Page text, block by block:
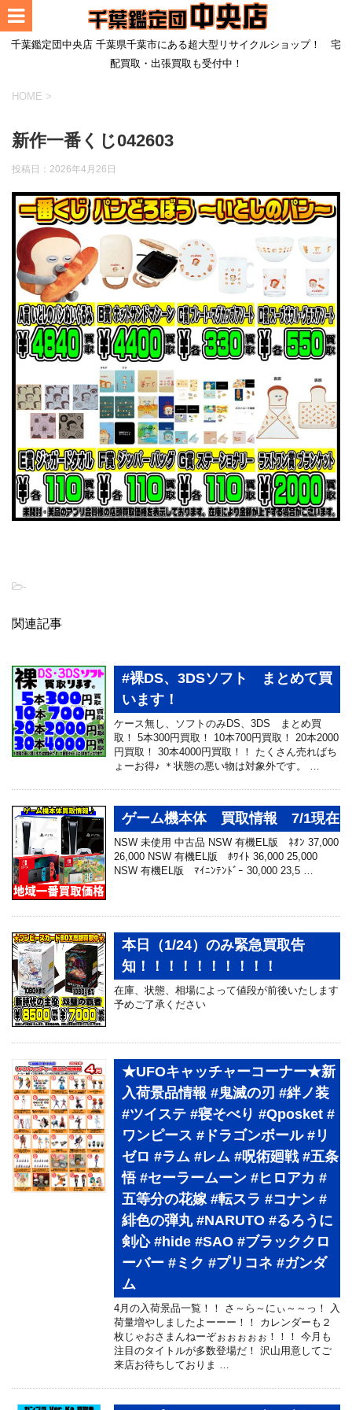
千葉鑑定団中央店 千葉県千葉市にある超大型リサイクルショップ！ 宅
配買取・出張買取も受付中！
HOME >
新作一番くじ042603
投稿日： 2026年4月26日
-
関連記事
#裸DS、3DSソフト まとめて買
います！
ケース無し、ソフトのみDS、3DS まとめ買
取！ 5本300円買取！ 10本700円買取！ 20本2000
円買取！ 30本4000円買取！！ たくさん売ればち
ょーお得♪ ＊状態の悪い物は対象外です。 …
ゲーム機本体 買取情報 7/1現在
NSW 未使用 中古品 NSW 有機EL版 ﾈｵﾝ 37,000
26,000 NSW 有機EL版 ﾎﾜｲﾄ 36,000 25,000
NSW 有機EL版 ﾏｲﾆﾝﾃﾝﾄﾞｰ 30,000 23,5 …
本日（1/24）のみ緊急買取告
知！！！！！！！！！！
在庫、状態、相場によって値段が前後いたします
予めご了承ください
★UFOキャッチャーコーナー★新
入荷景品情報 #鬼滅の刃 #絆ノ装
#ツイステ #寝そべり #Qposket #
ワンピース #ドラゴンボール #リ
ゼロ #ラム #レム #呪術廻戦 #五条
悟 #セーラームーン #ヒロアカ #
五等分の花嫁 #転スラ #コナン #
緋色の弾丸 #NARUTO #るろうに
剣心 #hide #SAO #ブラッククロ
ーバー #ミク #プリコネ #ガンダ
ム
4月の入荷景品一覧！！ さ～ら～にぃ～～っ！ 入
荷量増やしましたよーーー！！ カレンダーも２
枚じゃおさまんねーぞぉぉぉぉぉ！！！ 今月も
注目のタイトルが多数登場だ！ 沢山用意してご
来店お待ちしておりま …